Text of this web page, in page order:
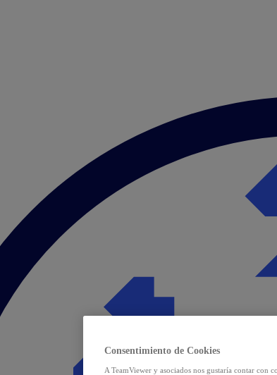
Consentimiento de Cookies
A TeamViewer y asociados nos gustaría contar con